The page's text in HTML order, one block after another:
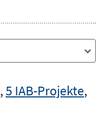
,5 IAB-Projekte,